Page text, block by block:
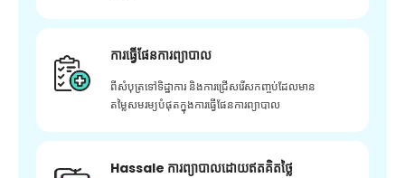
ការធ្វើផែនការព្យាបាល
ពីសំបុត្រទៅទិដ្ឋាការ និងការជ្រើសរើសកញ្ចប់ដែលមាន
តម្លៃសមរម្យបំផុតក្នុងការធ្វើផែនការព្យាបាល
Hassale ការព្យាបាលដោយឥតគិតថ្លៃ